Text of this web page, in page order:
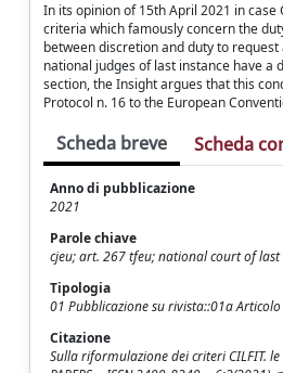
In its opinion of 15th April 2021 in case
criteria which famously concern the
between discretion and duty to
national judges of last instance have a
section, the Insight argues that this
Protocol n. 16 to the European
Scheda breve Scheda
Anno di pubblicazione
2021
Parole chiave
cjeu; art. 267 tfeu; national court of
Tipologia
01 Pubblicazione su rivista::01a
Citazione
Sulla riformulazione dei criteri CILFIT.